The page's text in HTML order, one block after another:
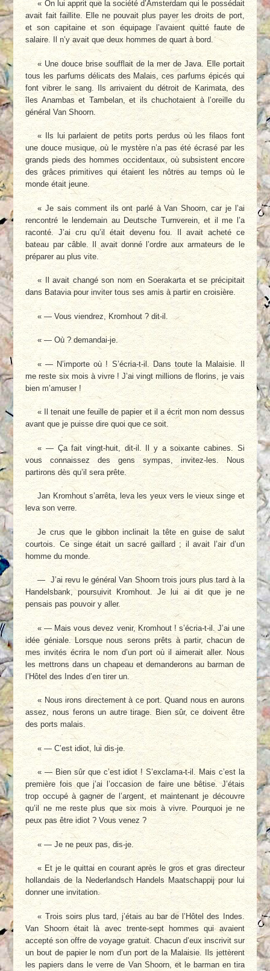
« On lui apprit que la société d’Amsterdam qui le possédait
avait fait faillite. Elle ne pouvait plus payer les droits de port,
et son capitaine et son équipage l’avaient quitté faute de
salaire. Il n’y avait que deux hommes de quart à bord.
« Une douce brise soufflait de la mer de Java. Elle portait
tous les parfums délicats des Malais, ces parfums épicés qui
font vibrer le sang. Ils arrivaient du détroit de Karimata, des
îles Anambas et Tambelan, et ils chuchotaient à l’oreille du
général Van Shoorn.
« Ils lui parlaient de petits ports perdus où les filaos font
une douce musique, où le mystère n’a pas été écrasé par les
grands pieds des hommes occidentaux, où subsistent encore
des grâces primitives qui étaient les nôtres au temps où le
monde était jeune.
« Je sais comment ils ont parlé à Van Shoorn, car je l’ai
rencontré le lendemain au Deutsche Turnverein, et il me l’a
raconté. J’ai cru qu’il était devenu fou. Il avait acheté ce
bateau par câble. Il avait donné l’ordre aux armateurs de le
préparer au plus vite.
« Il avait changé son nom en Soerakarta et se précipitait
dans Batavia pour inviter tous ses amis à partir en croisière.
« — Vous viendrez, Kromhout ? dit-il.
« — Où ? demandai-je.
« — N’importe où ! S’écria-t-il. Dans toute la Malaisie. Il
me reste six mois à vivre ! J’ai vingt millions de florins, je vais
bien m’amuser !
« Il tenait une feuille de papier et il a écrit mon nom dessus
avant que je puisse dire quoi que ce soit.
« — Ça fait vingt-huit, dit-il. Il y a soixante cabines. Si
vous connaissez des gens sympas, invitez-les. Nous
partirons dès qu’il sera prête.
Jan Kromhout s’arrêta, leva les yeux vers le vieux singe et
leva son verre.
Je crus que le gibbon inclinait la tête en guise de salut
courtois. Ce singe était un sacré gaillard ; il avait l’air d’un
homme du monde.
— J’ai revu le général Van Shoorn trois jours plus tard à la
Handelsbank, poursuivit Kromhout. Je lui ai dit que je ne
pensais pas pouvoir y aller.
« — Mais vous devez venir, Kromhout ! s’écria-t-il. J’ai une
idée géniale. Lorsque nous serons prêts à partir, chacun de
mes invités écrira le nom d’un port où il aimerait aller. Nous
les mettrons dans un chapeau et demanderons au barman de
l’Hôtel des Indes d’en tirer un.
« Nous irons directement à ce port. Quand nous en aurons
assez, nous ferons un autre tirage. Bien sûr, ce doivent être
des ports malais.
« — C’est idiot, lui dis-je.
« — Bien sûr que c’est idiot ! S’exclama-t-il. Mais c’est la
première fois que j’ai l’occasion de faire une bêtise. J’étais
trop occupé à gagner de l’argent, et maintenant je découvre
qu’il ne me reste plus que six mois à vivre. Pourquoi je ne
peux pas être idiot ? Vous venez ?
« — Je ne peux pas, dis-je.
« Et je le quittai en courant après le gros et gras directeur
hollandais de la Nederlandsch Handels Maatschappij pour lui
donner une invitation.
« Trois soirs plus tard, j’étais au bar de l’Hôtel des Indes.
Van Shoorn était là avec trente-sept hommes qui avaient
accepté son offre de voyage gratuit. Chacun d’eux inscrivit sur
un bout de papier le nom d’un port de la Malaisie. Ils jettèrent
les papiers dans le verre de Van Shoorn, et le barman en tira